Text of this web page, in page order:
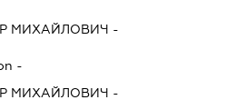
МИХАЙЛОВИЧ -
-
МИХАЙЛОВИЧ -